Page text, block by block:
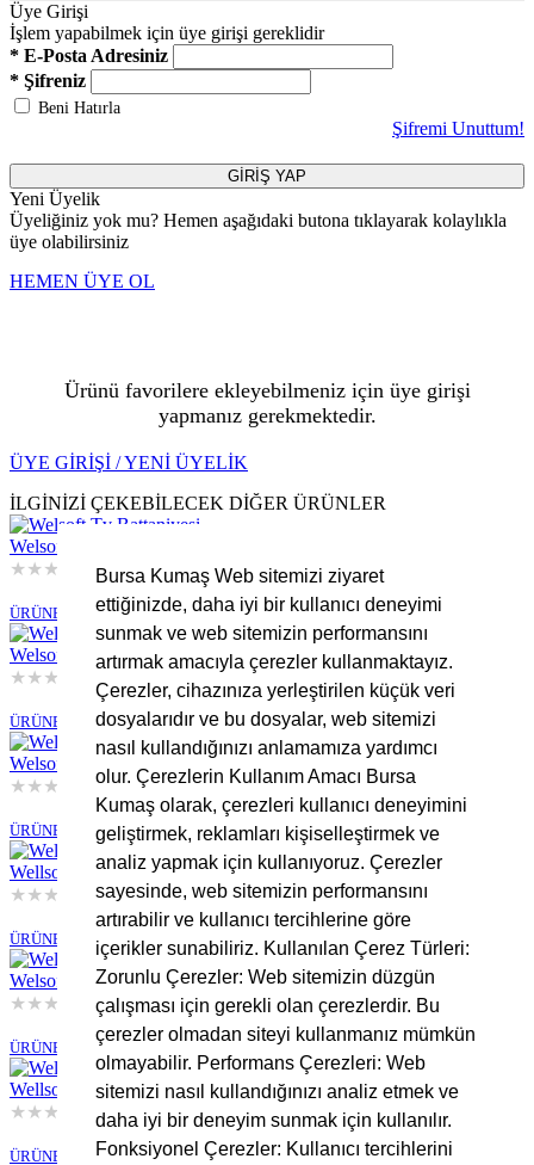
Bursa Kumaş Web sitemizi ziyaret
ettiğinizde, daha iyi bir kullanıcı deneyimi
sunmak ve web sitemizin performansını
artırmak amacıyla çerezler kullanmaktayız.
Çerezler, cihazınıza yerleştirilen küçük veri
dosyalarıdır ve bu dosyalar, web sitemizi
nasıl kullandığınızı anlamamıza yardımcı
olur. Çerezlerin Kullanım Amacı Bursa
Kumaş olarak, çerezleri kullanıcı deneyimini
geliştirmek, reklamları kişiselleştirmek ve
analiz yapmak için kullanıyoruz. Çerezler
sayesinde, web sitemizin performansını
artırabilir ve kullanıcı tercihlerine göre
içerikler sunabiliriz. Kullanılan Çerez Türleri:
Zorunlu Çerezler: Web sitemizin düzgün
çalışması için gerekli olan çerezlerdir. Bu
çerezler olmadan siteyi kullanmanız mümkün
olmayabilir. Performans Çerezleri: Web
sitemizi nasıl kullandığınızı analiz etmek ve
daha iyi bir deneyim sunmak için kullanılır.
Fonksiyonel Çerezler: Kullanıcı tercihlerini
Üye Girişi
İşlem yapabilmek için üye girişi gereklidir
* E-Posta Adresiniz
* Şifreniz
Beni Hatırla
Şifremi Unuttum!
GİRİŞ YAP
Yeni Üyelik
Üyeliğiniz yok mu? Hemen aşağıdaki butona tıklayarak kolaylıkla
üye olabilirsiniz
HEMEN ÜYE OL
Ürünü favorilere ekleyebilmeniz için üye girişi
yapmanız gerekmektedir.
ÜYE GİRİŞİ / YENİ ÜYELİK
İLGİNİZİ ÇEKEBİLECEK DİĞER ÜRÜNLER
Welsoft Tv Battaniyesi
★★★
ÜRÜNE GİT
Welsoft Tv Battaniyesi Siyah
★★★
Stokta Yok
ÜRÜNE GİT
Welsoft Tv Battaniyesi Bej
★★★
Stokta Yok
ÜRÜNE GİT
Wellsoft Tv Battaniyesi Kahve
★★★
Stokta Yok
ÜRÜNE GİT
Welsoft TV Battaniyesi Pudra
★★★
Stokta Yok
ÜRÜNE GİT
Wellsoft Tv Battaniyesi
★★★
Stokta Yok
ÜRÜNE GİT